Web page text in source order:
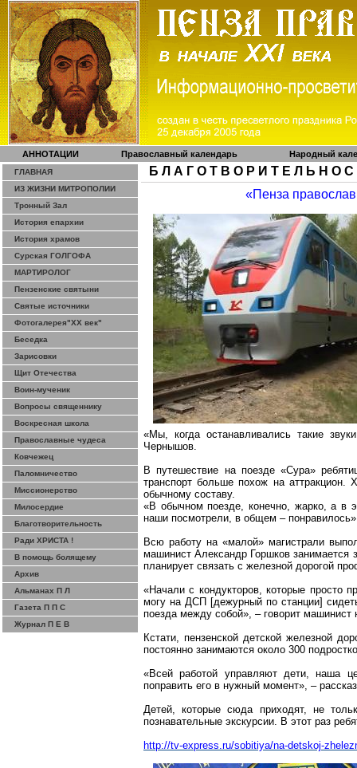
АННОТАЦИИ Православный календарь Народный
ГЛАВНАЯ
ИЗ ЖИЗНИ МИТРОПОЛИИ
Тронный Зал
История епархии
История храмов
Сурская ГОЛГОФА
МАРТИРОЛОГ
Пензенские святыни
Святые источники
Фотогалерея"ХХ век"
Беседка
Зарисовки
Щит Отечества
Воин-мученик
Вопросы священнику
Воскресная школа
Православные чудеса
Ковчежец
Паломничество
Миссионерство
Милосердие
Благотворительность
Ради ХРИСТА !
В помощь болящему
Архив
Альманах П Л
Газета П П С
Журнал П Е В
Б Л А Г О Т В О Р И Т Е Л Ь Н О С
«Пенза
«Мы, когдаостанавливались такие
Чернышов.
В путешествие на поезде«Сура»
транспорт больше похож на
обычному составу.
«В обычном поезде, конечно, жарко, а в
наши посмотрели, в общем –
Всю работу на «малой» магистрали
машинист Александр Горшков
планирует связать с железной дорогой
«Начали с кондукторов, которые
могу на ДСП [дежурный по станции]
поезда между собой», – говорит
Кстати, пензенской детской железной
постоянно занимаются около 300
«Всей работой управляют дети, наша
поправить его в нужный момент», –
Детей, которые сюда приходят, не
познавательные экскурсии. В этот раз
http://tv-express.ru/sobitiya/na-detskoj-